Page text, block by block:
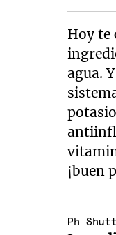
Hoy te
agua.
¡buen
Ph